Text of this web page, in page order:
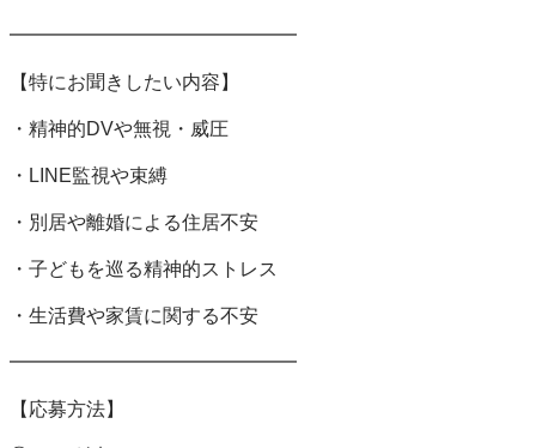
━━━━━━━━━━━━━━━
【特にお聞きしたい内容】
・精神的DVや無視・威圧
・LINE監視や束縛
・別居や離婚による住居不安
・子どもを巡る精神的ストレス
・生活費や家賃に関する不安
━━━━━━━━━━━━━━━
【応募方法】